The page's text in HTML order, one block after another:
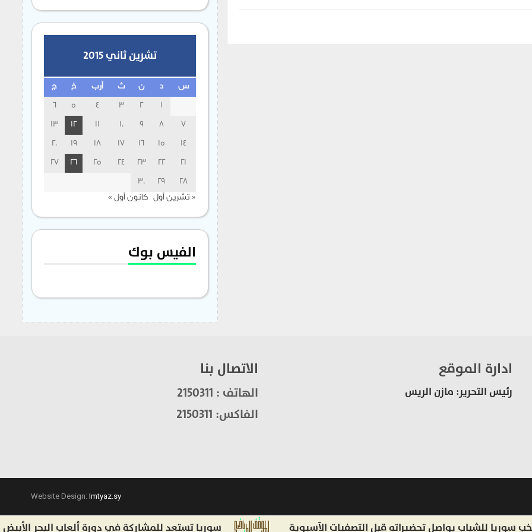
تشرين ثاني 2015
س د ن ث أرب خ ج
1
2
3
4
5
6
7
8
9
10
11
12
13
14
15
16
17
18
19
20
21
22
23
24
25
26
27
28
29
30
« تشرين أول كانون أول »
الفيس بوك
ادارة الموقع
رئيس التحرير: مازن الريس
الاتصال بنا
الهاتف : 2150311
الفاكس: 2150311
Website Design: Imtyaz.sy
للشباب يواصل تحضيراته قبل التصفيات الآسيوية سوريا تستعد للمشاركة في دورة ألعاب البحر الأبيض